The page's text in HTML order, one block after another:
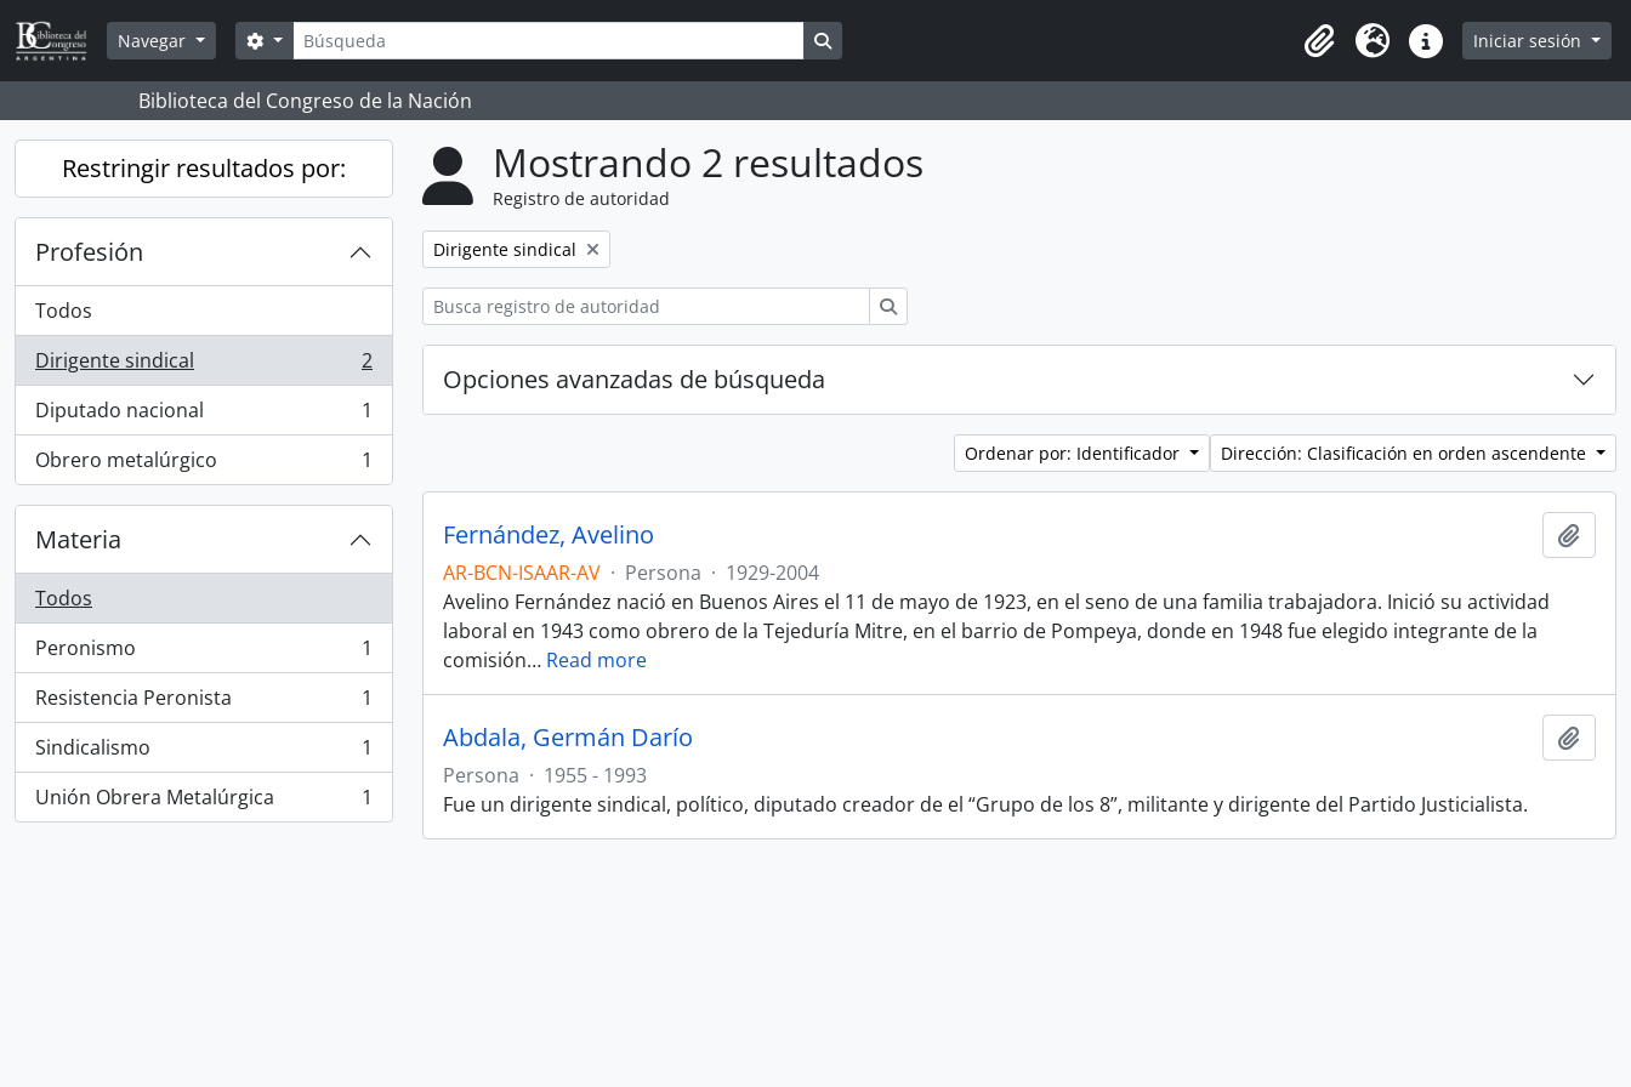
Skip to main content
Navegar
Búsqueda
Search options
Portapapeles
Idioma Enlaces rápidos
Iniciar sesión
Biblioteca del Congreso de la Nación
Restringir resultados por:
Profesión
Todos
Dirigente sindical
, 2 resultados
2
Diputado nacional
, 1 resultados
1
Obrero metalúrgico
, 1 resultados 1
Materia
Todos
Peronismo
, 1 resultados
1
Resistencia Peronista
, 1 resultados
1
Sindicalismo
, 1 resultados
1
Unión Obrera Metalúrgica
, 1 resultados 1
Mostrando 2 resultados
Registro de autoridad
Remove filter:
Dirigente sindical
Opciones avanzadas de búsqueda
Ordenar por: Identificador Dirección: Clasificación en orden ascendente
Fernández, Avelino
AR-BCN-ISAAR-AV · Persona · 1929-2004
Avelino Fernández nació en Buenos Aires el 11 de mayo de 1923, en el seno de una familia trabajadora. Inició su actividad
laboral en 1943 como obrero de la Tejeduría Mitre, en el barrio de Pompeya, donde en 1948 fue elegido integrante de la
comisión… Read more
Abdala, Germán Darío
Persona · 1955 - 1993
Fue un dirigente sindical, político, diputado creador de el “Grupo de los 8”, militante y dirigente del Partido Justicialista.